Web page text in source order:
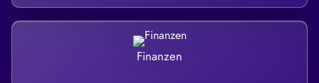
Finanzen